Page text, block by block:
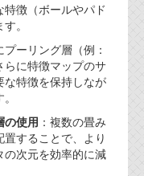
徴（ボールやパド
。
プーリング層（例：
に特徴マップのサ
な特徴を保持しなが
の使用 ：複数の畳み
することで、より
次元を効率的に減